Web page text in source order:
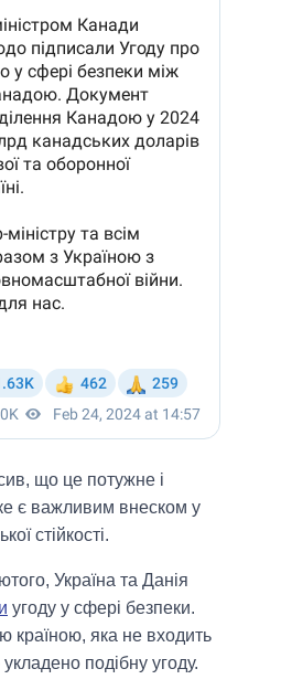
що це потужне і
є важливим внеском у
стійкості.
Україна та Данія
угоду у сфері безпеки.
країною, яка не входить
подібну угоду.